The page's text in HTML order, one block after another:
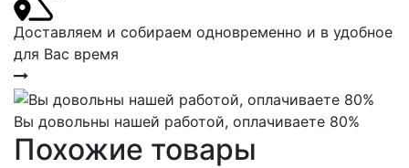
Доставляем и собираем одновременно и в удобное
для Вас время
Вы довольны нашей работой, оплачиваете 80%
Похожие товары